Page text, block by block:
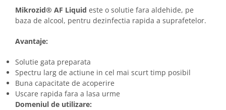
Mikrozid® AF Liquid este o solutie fara aldehide, pe
baza de alcool, pentru dezinfectia rapida a suprafetelor.
Avantaje:
Solutie gata preparata
Spectru larg de actiune in cel mai scurt timp posibil
Buna capacitate de acoperire
Uscare rapida fara a lasa urme
Domeniul de utilizare: